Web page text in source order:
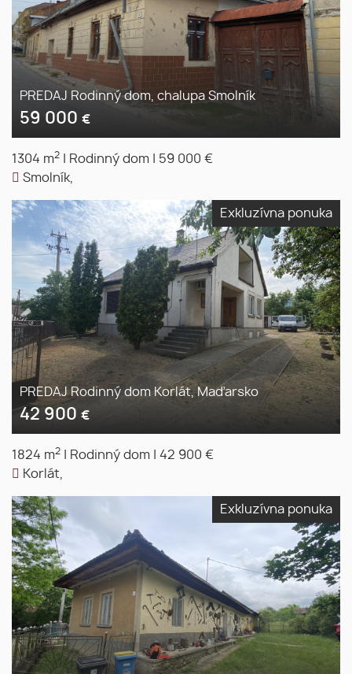
PREDAJ Rodinný dom, chalupa Smolník
59 000 €
1304 m2 Rodinný dom
59 000 €
Smolník,
Exkluzívna ponuka
PREDAJ Rodinný dom Korlát, Maďarsko
42 900 €
1824 m2 Rodinný dom
42 900 €
Korlát,
Exkluzívna ponuka